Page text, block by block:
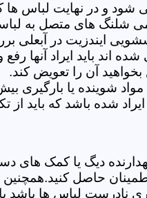
و در نهایت لباس ها
شلنگ های متصل به
ایندزیت در آبعلی
اند باید ایراد آنها
آن را تعویض کند.
شوینده یا بارگیری
شده باشد که باید از
دیگ یا کمک های
حاصل
نادرست لباس ها باشد